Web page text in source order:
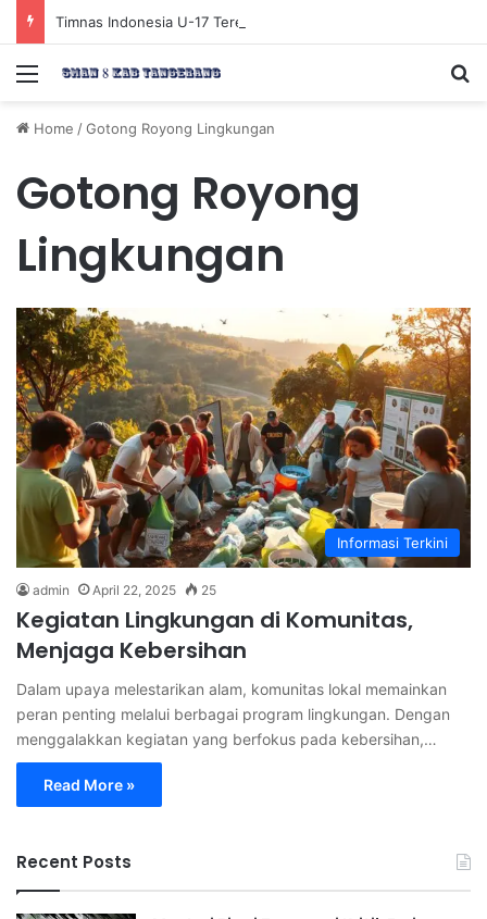
Menu
Home /Gotong Royong Lingkungan
Gotong Royong
Lingkungan
Informasi Terkini
admin April 22, 2025 25
Kegiatan Lingkungan di Komunitas,
Menjaga Kebersihan
Dalam upaya melestarikan alam, komunitas lokal memainkan
peran penting melalui berbagai program lingkungan. Dengan
menggalakkan kegiatan yang berfokus pada kebersihan,…
Read More »
Recent Posts